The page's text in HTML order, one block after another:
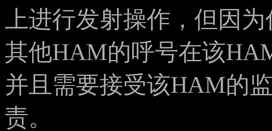
上进行发射操作，但因
其他HAM的呼号在该
并且需要接受该HAM的
责。